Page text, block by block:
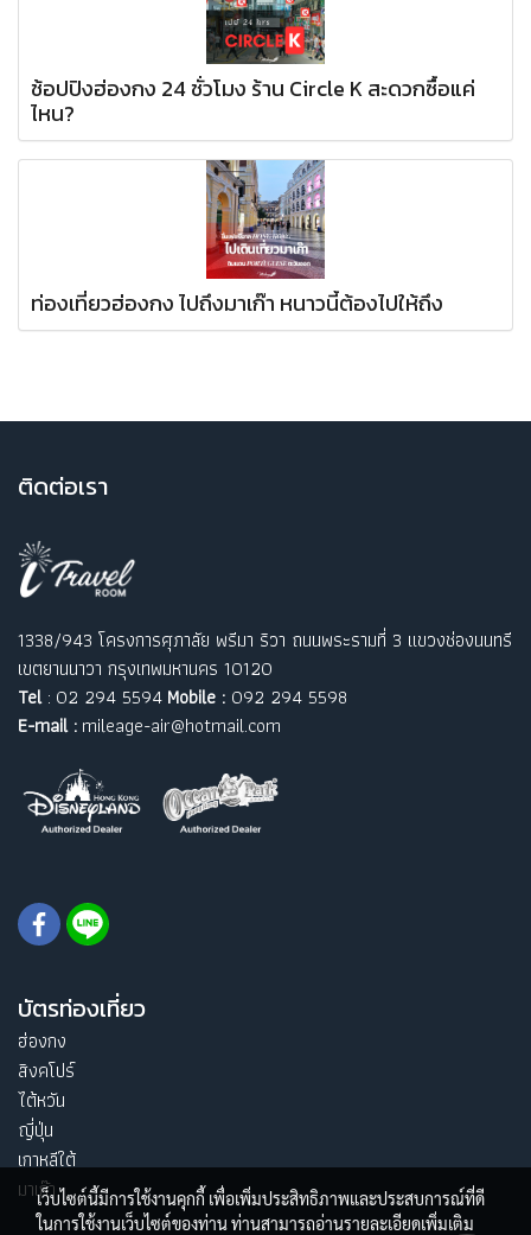
ช้อปปิงฮ่องกง 24 ชั่วโมง ร้าน Circle K สะดวกซื้อแค่
ไหน?
ท่องเที่ยวฮ่องกง ไปถึงมาเก๊า หนาวนี้ต้องไปให้ถึง
ติดต่อเรา
1338/943 โครงการศุภาลัย พรีมา ริวา ถนนพระรามที่ 3 แขวงช่องนนทรี
เขตยานนาวา กรุงเทพมหานคร 10120
Tel: 02 294 5594 Mobile : 092 294 5598
E-mail : mileage-air@hotmail.com
บัตรท่องเที่ยว
ฮ่องกง
สิงคโปร์
ไต้หวัน
ญี่ปุ่น
เกาหลีใต้
มาเก๊าเว็บไซต์นี้มีการใช้งานคุกกี้ เพื่อเพิ่มประสิทธิภาพและประสบการณ์ที่ดี
ในการใช้งานเว็บไซต์ของท่าน ท่านสามารถอ่านรายละเอียดเพิ่มเติม